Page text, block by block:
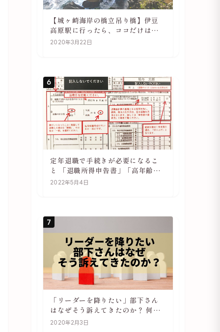
【城ヶ崎海岸の橋立吊り橋】伊豆
高原駅に行ったら、ココだけは必
ず訪れてほしい
2020年3月22日
6
定年退職で手続きが必要になるこ
と 「退職所得申告書」「高年齢雇
用継続基本給付金受給資格確認」
2022年5月4日
7
「リーダーを降りたい」部下さん
はなぜそう訴えてきたのか？ 何が
辛いのか？ あらためて考えてみる
2020年2月3日